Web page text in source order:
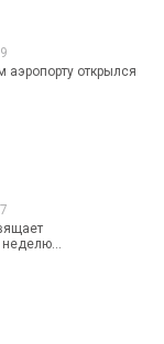
аэропорту открылся
неделю...